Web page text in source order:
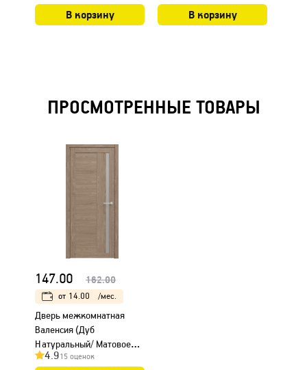
В корзину В корзину
ПРОСМОТРЕННЫЕ ТОВАРЫ
147.00 162.00
от 14.00 /мес.
Дверь межкомнатная
Валенсия (Дуб
Натуральный/ Матовое
стекло)
4.915 оценок